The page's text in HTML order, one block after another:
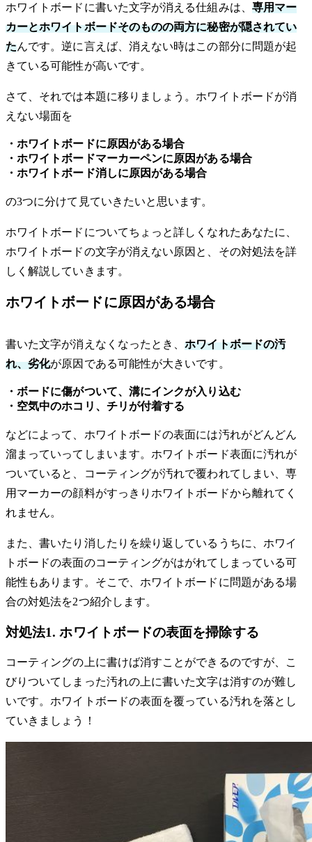
ホワイトボードに書いた文字が消える仕組みは、 専用マー
カーとホワイトボードそのものの両方に秘密が隠されてい
たんです。逆に言えば、消えない時はこの部分に問題が起
きている可能性が高いです。
さて、それでは本題に移りましょう。ホワイトボードが消
えない場面を
・ホワイトボードに原因がある場合
・ホワイトボードマーカーペンに原因がある場合
・ホワイトボード消しに原因がある場合
の3つに分けて見ていきたいと思います。
ホワイトボードについてちょっと詳しくなれたあなたに、
ホワイトボードの文字が消えない原因と、その対処法を詳
しく解説していきます。
ホワイトボードに原因がある場合
書いた文字が消えなくなったとき、ホワイトボードの汚
れ、劣化が原因である可能性が大きいです。
・ボードに傷がついて、溝にインクが入り込む
・空気中のホコリ、チリが付着する
などによって、ホワイトボードの表面には汚れがどんどん
溜まっていってしまいます。ホワイトボード表面に汚れが
ついていると、コーティングが汚れで覆われてしまい、専
用マーカーの顔料がすっきりホワイトボードから離れてく
れません。
また、書いたり消したりを繰り返しているうちに、ホワイ
トボードの表面のコーティングがはがれてしまっている可
能性もあります。そこで、ホワイトボードに問題がある場
合の対処法を2つ紹介します。
対処法1. ホワイトボードの表面を掃除する
コーティングの上に書けば消すことができるのですが、こ
びりついてしまった汚れの上に書いた文字は消すのが難し
いです。ホワイトボードの表面を覆っている汚れを落とし
ていきましょう！